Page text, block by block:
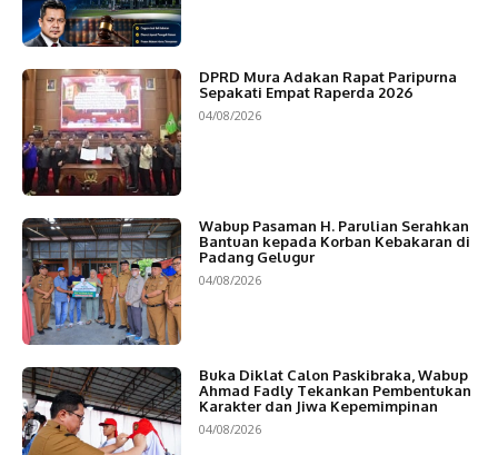
DPRD Mura Adakan Rapat Paripurna
Sepakati Empat Raperda 2026
04/08/2026
Wabup Pasaman H. Parulian Serahkan
Bantuan kepada Korban Kebakaran di
Padang Gelugur
04/08/2026
Buka Diklat Calon Paskibraka, Wabup
Ahmad Fadly Tekankan Pembentukan
Karakter dan Jiwa Kepemimpinan
04/08/2026